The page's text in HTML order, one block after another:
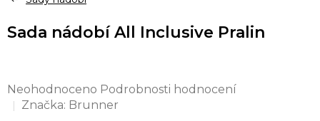
Sada nádobí All Inclusive Pralin
Průměrné
hodnocení
Neohodnoceno Podrobnosti hodnocení
Značka: Brunner